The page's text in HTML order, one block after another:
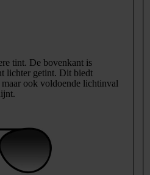
tint. De bovenkant is
lichter getint. Dit biedt
ook voldoende lichtinval